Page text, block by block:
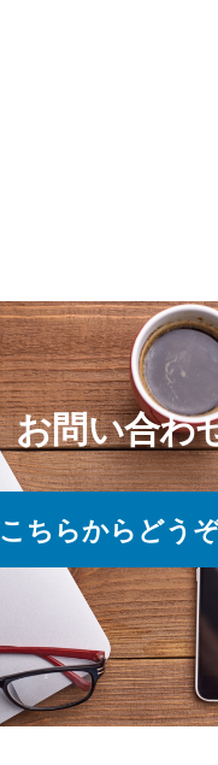
お問い合わ
こちらからどう